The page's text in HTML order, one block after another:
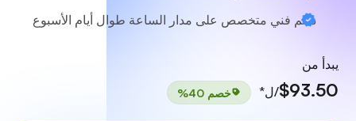
دعم فني متخصص على مدار الساعة طوال أيام الأسبوع
يبدأ من
$93.50/ل* خصم 40%